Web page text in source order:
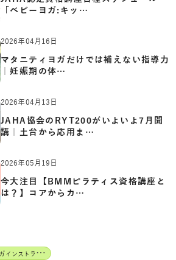
「ベビーヨガ:キッ…
2026年04月16日
マタニティヨガだけでは補えない指導力
｜妊娠期の体…
2026年04月13日
JAHA協会のRYT200がいよいよ7月開
講｜土台から応用ま…
2026年05月19日
今大注目【BMMピラティス資格講座と
は？】コアからカ…
J
AHA認定ベビーヨガ＆ママヨガインストラクター